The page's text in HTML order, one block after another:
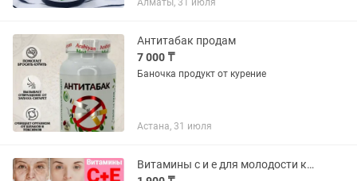
сбор из 16 трав, включая мяту,
Алматы, 31 июля
Антитабак продам
7 000 ₸
Баночка продукт от курение
Астана, 31 июля
Витамины с и е для молодости красоты и иммунитета